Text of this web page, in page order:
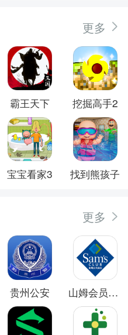
更多
霸王天下 挖掘高手2
宝宝看家3 找到熊孩子
更多
贵州公安 山姆会员商店